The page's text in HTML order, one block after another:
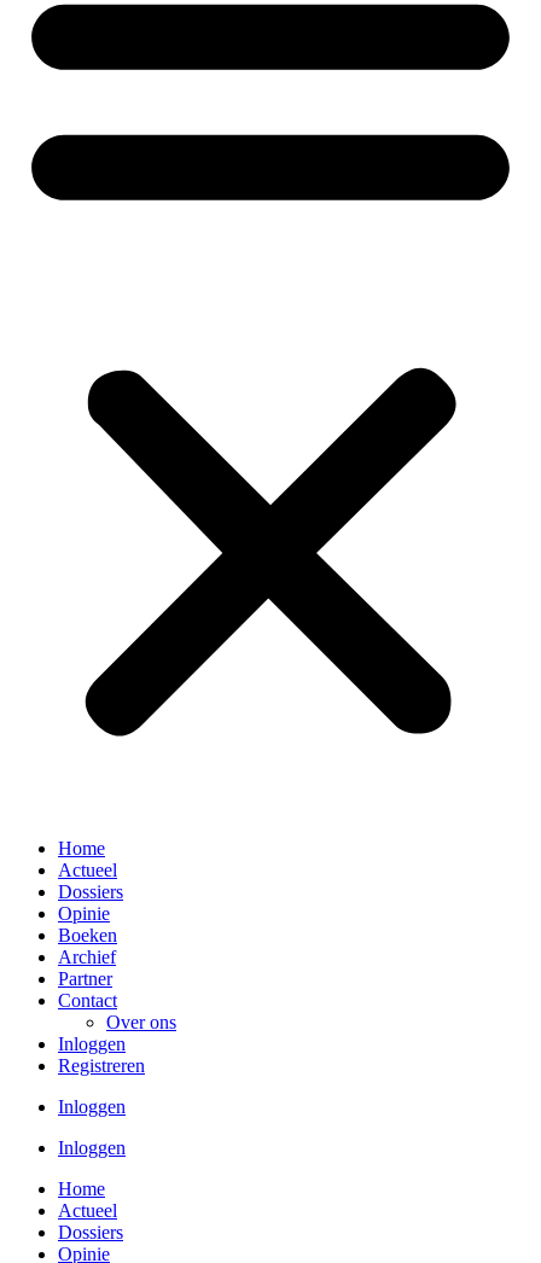
Home
Actueel
Dossiers
Opinie
Boeken
Archief
Partner
Contact
Over ons
Inloggen
Registreren
Inloggen
Inloggen
Home
Actueel
Dossiers
Opinie